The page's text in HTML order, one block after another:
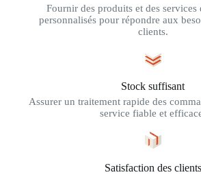
Fournir des produits et des services
personnalisés pour répondre aux
clients.
Stock suffisant
Assurer un traitement rapide des
service fiable et
Satisfaction des clients